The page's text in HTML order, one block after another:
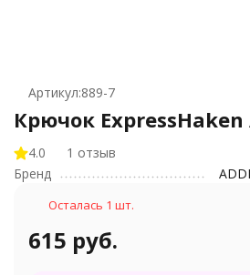
Артикул:889-7
Крючок ExpressHaken
4.0
1 отзыв
Бренд
ADDI
Осталась 1 шт.
615 руб.